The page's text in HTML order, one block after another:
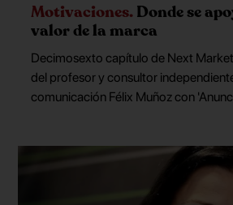
Motivaciones.Donde se
valor de la marca
Decimosexto capítulo de Next
del profesor y consultor
comunicación Félix Muñoz con